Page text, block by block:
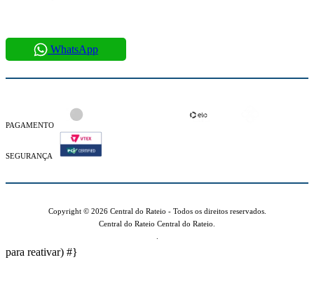
WhatsApp
PAGAMENTO
SEGURANÇA
Copyright © 2026 Central do Rateio - Todos os direitos reservados.
Central do Rateio Central do Rateio.
para reativar) #}